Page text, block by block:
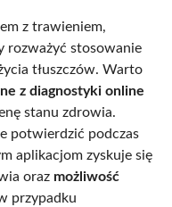
z trawieniem,
rozważyć stosowanie
tłuszczów. Warto
z diagnostyki online
stanu zdrowia.
potwierdzić podczas
aplikacjom zyskuje się
oraz możliwość
przypadku